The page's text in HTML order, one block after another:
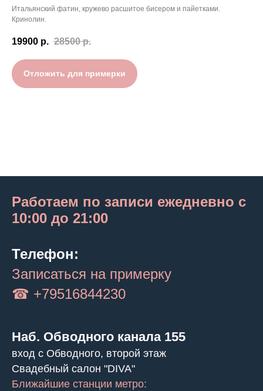
Итальянский фатин, кружево расшитое бисером и пайетками.
Кринолин.
19900 р. 28500 р.
Отложить для примерки
Работаем по записи ежедневно с
10:00 до 21:00
Телефон:
Записаться на примерку
☎ +79516844230
Наб. Обводного канала 155
вход с Обводного, второй этаж
Свадебный салон "DIVA"
Ближайшие станции метро: